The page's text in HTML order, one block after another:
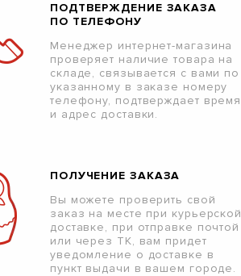
ПОДТВЕРЖДЕНИЕ ЗАКАЗА
ПО ТЕЛЕФОНУ
Менеджер интернет-магазина
проверяет наличие товара на
складе, связывается с вами по
указанному в заказе номеру
телефону, подтверждает время
и адрес доставки.
ПОЛУЧЕНИЕ ЗАКАЗА
Вы можете проверить свой
заказ на месте при курьерской
доставке, при отправке почтой
или через ТК, вам придет
уведомление о доставке в
пункт выдачи в вашем городе.